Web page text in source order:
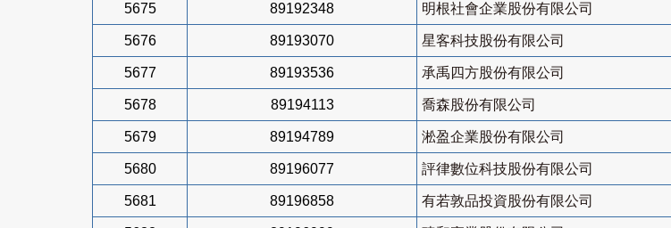
5675 89192348 明根社會企業股份有限公司
5676 89193070 星客科技股份有限公司
5677 89193536 承禹四方股份有限公司
5678 89194113 喬森股份有限公司
5679 89194789 淞盈企業股份有限公司
5680 89196077 評律數位科技股份有限公司
5681 89196858 有若敦品投資股份有限公司